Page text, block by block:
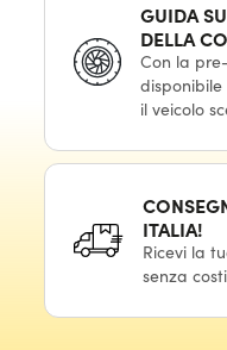
GUIDA
DELLA
Con la
il veicolo
ITALIA!
Ricevi la
senza